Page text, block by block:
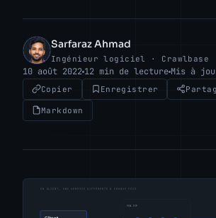
SA
Sarfaraz Ahmad
Ingénieur logiciel · Crawlbase
10 août 2022 12 min de lecture Mis à
Copier Enregistrer
Markdown